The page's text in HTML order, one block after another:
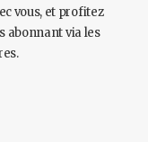
vous, et profitez
abonnant via les